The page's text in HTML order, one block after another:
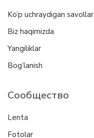
Ko’p uchraydigan savollar
Biz haqimizda
Yangiliklar
Bog’lanish
Сообщество
Lenta
Fotolar